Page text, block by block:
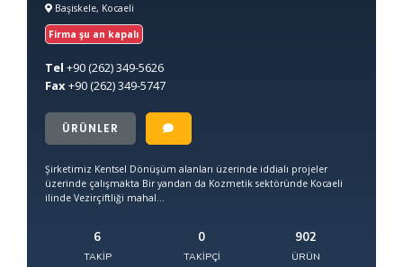
Başiskele, Kocaeli
Firma şu an kapalı
Tel +90(262) 349-5626
Fax+90(262) 349-5747
ÜRÜNLER
Şirketimiz Kentsel Dönüşüm alanları üzerinde iddialı projeler
üzerinde çalışmakta Bir yandan da Kozmetik sektöründe Kocaeli
ilinde Vezirçiftliği mahal...
6
TAKIP
0
TAKIPÇI
902
ÜRÜN